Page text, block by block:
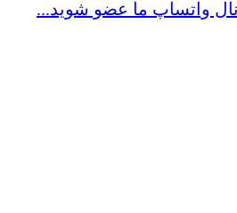
واتساپ ما عضو شوید...